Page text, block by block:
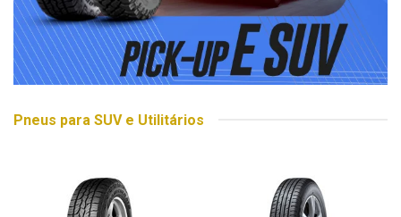
Pneus para SUV e Utilitários